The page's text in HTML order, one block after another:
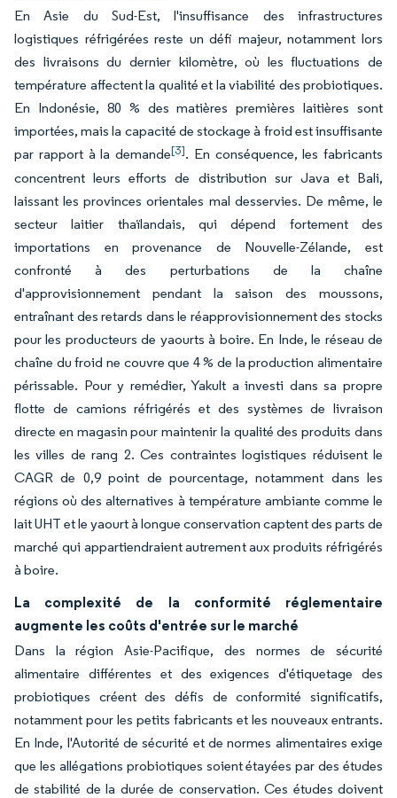
En Asie du Sud-Est, l'insuffisance des infrastructures
logistiques réfrigérées reste un défi majeur, notamment lors
des livraisons du dernier kilomètre, où les fluctuations de
température affectent la qualité et la viabilité des probiotiques.
En Indonésie, 80 % des matières premières laitières sont
importées, mais la capacité de stockage à froid est insuffisante
par rapport à la demande[3]. En conséquence, les fabricants
concentrent leurs efforts de distribution sur Java et Bali,
laissant les provinces orientales mal desservies. De même, le
secteur laitier thaïlandais, qui dépend fortement des
importations en provenance de Nouvelle-Zélande, est
confronté à des perturbations de la chaîne
d'approvisionnement pendant la saison des moussons,
entraînant des retards dans le réapprovisionnement des stocks
pour les producteurs de yaourts à boire. En Inde, le réseau de
chaîne du froid ne couvre que 4 % de la production alimentaire
périssable. Pour y remédier, Yakult a investi dans sa propre
flotte de camions réfrigérés et des systèmes de livraison
directe en magasin pour maintenir la qualité des produits dans
les villes de rang 2. Ces contraintes logistiques réduisent le
CAGR de 0,9 point de pourcentage, notamment dans les
régions où des alternatives à température ambiante comme le
lait UHT et le yaourt à longue conservation captent des parts de
marché qui appartiendraient autrement aux produits réfrigérés
à boire.
La complexité de la conformité réglementaire
augmente les coûts d'entrée sur le marché
Dans la région Asie-Pacifique, des normes de sécurité
alimentaire différentes et des exigences d'étiquetage des
probiotiques créent des défis de conformité significatifs,
notamment pour les petits fabricants et les nouveaux entrants.
En Inde, l'Autorité de sécurité et de normes alimentaires exige
que les allégations probiotiques soient étayées par des études
de stabilité de la durée de conservation. Ces études doivent